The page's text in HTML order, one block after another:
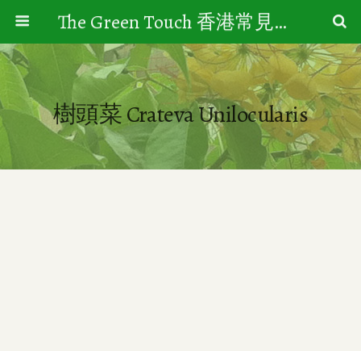
The Green Touch 香港常見樹木園藝生活
樹頭菜 Crateva Unilocularis